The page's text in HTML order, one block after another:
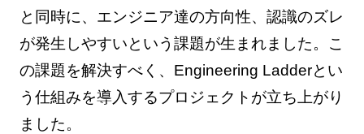
と同時に、エンジニア達の方向性、認識のズレ
が発生しやすいという課題が生まれました。こ
の課題を解決すべく、Engineering Ladderとい
う仕組みを導入するプロジェクトが立ち上がり
ました。